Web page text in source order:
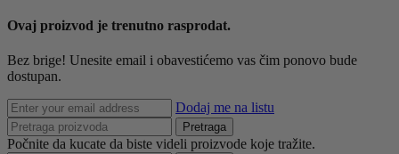
Ovaj proizvod je trenutno rasprodat.
Bez brige! Unesite email i obavestićemo vas čim ponovo bude
dostupan.
Dodaj me na listu
Pretraga
Počnite da kucate da biste videli proizvode koje tražite.